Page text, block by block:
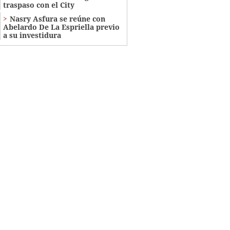
traspaso con el City
Nasry Asfura se reúne con
Abelardo De La Espriella previo
a su investidura